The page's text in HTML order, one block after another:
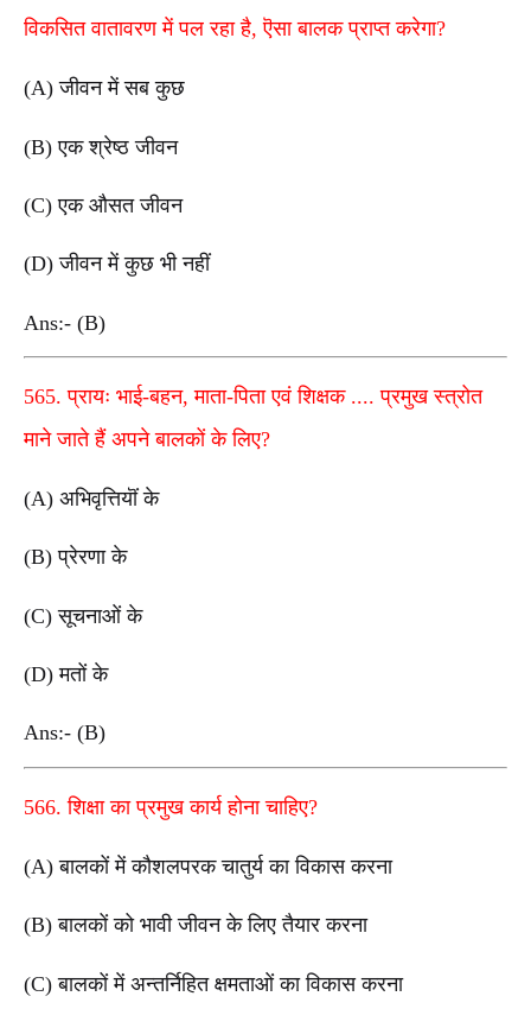
विकसित वातावरण में पल रहा है, ऎसा बालक प्राप्त करेगा?
(A) जीवन में सब कुछ
(B) एक श्रेष्ठ जीवन
(C) एक औसत जीवन
(D) जीवन में कुछ भी नहीं
Ans:- (B)
565. प्रायः भाई-बहन, माता-पिता एवं शिक्षक .... प्रमुख स्त्रोत
माने जाते हैं अपने बालकों के लिए?
(A) अभिवृत्तियॊं के
(B) प्रेरणा के
(C) सूचनाओं के
(D) मतों के
Ans:- (B)
566. शिक्षा का प्रमुख कार्य होना चाहिए?
(A) बालकों में कौशलपरक चातुर्य का विकास करना
(B) बालकों को भावी जीवन के लिए तैयार करना
(C) बालकों में अन्तर्निहित क्षमताओं का विकास करना